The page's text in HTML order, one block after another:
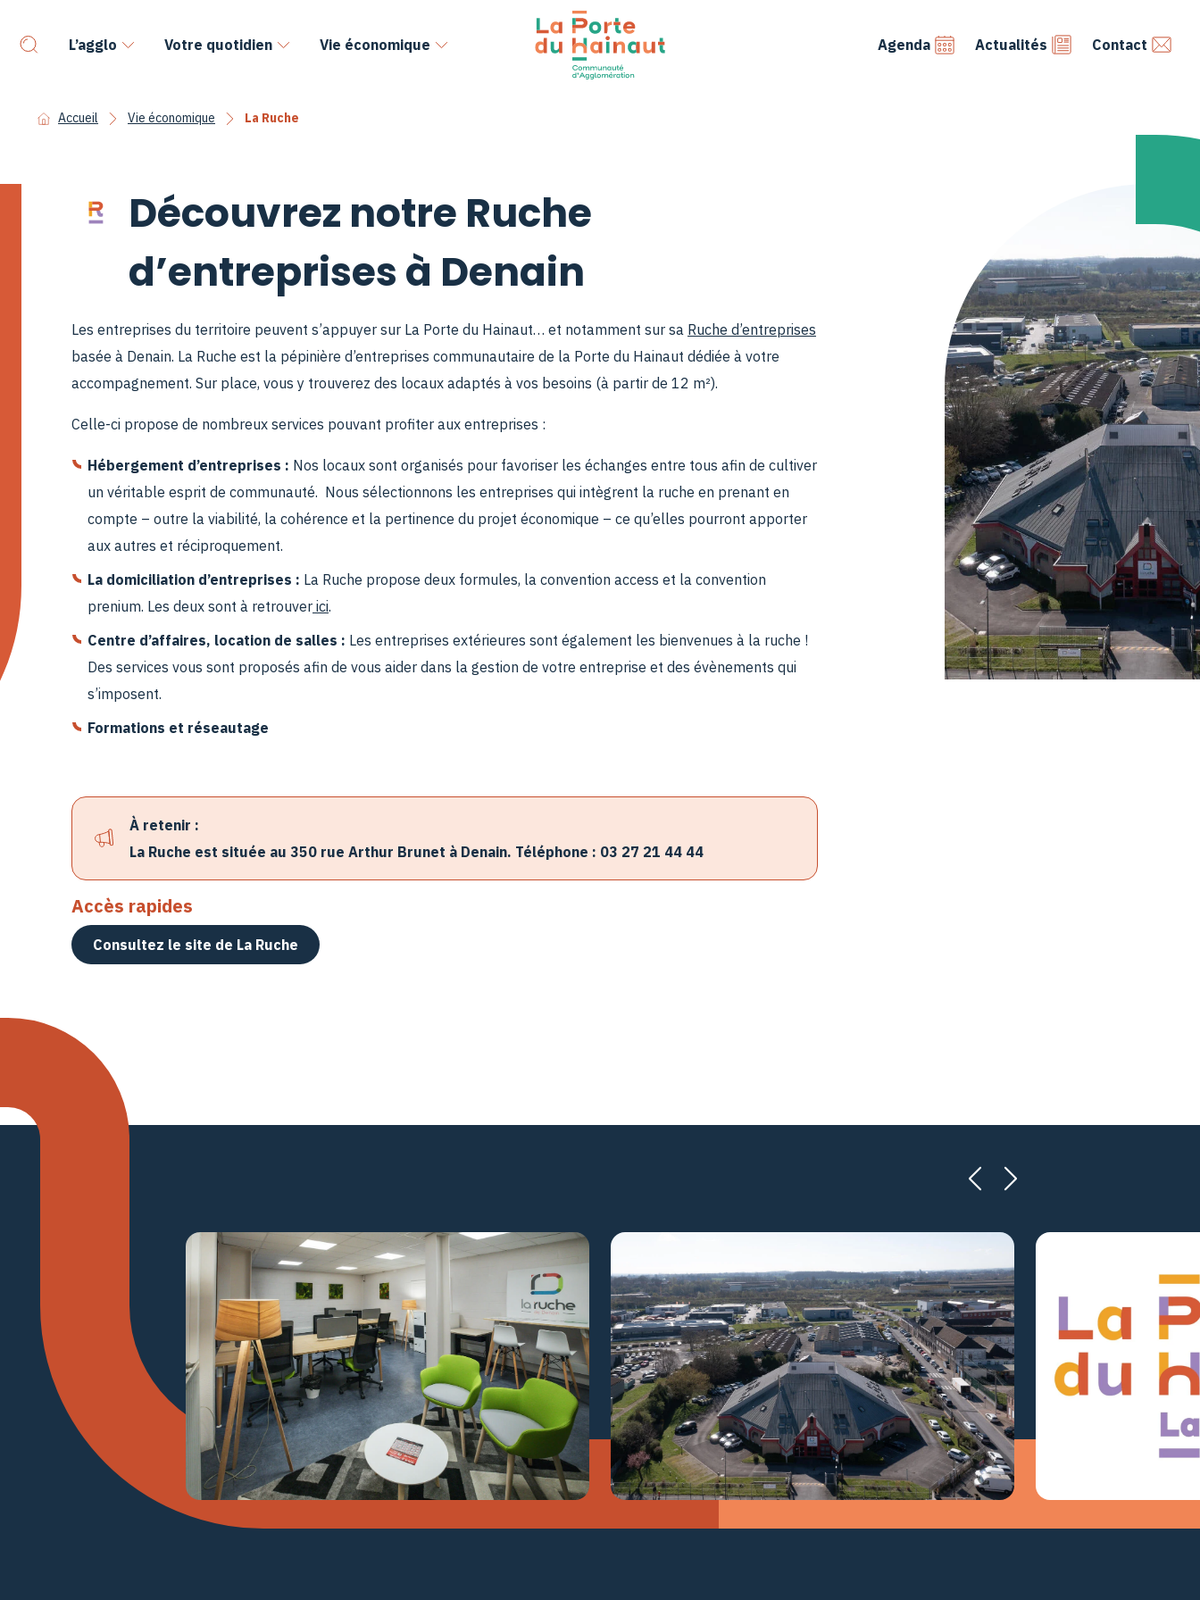
L’agglo Votre quotidien Vie économique Agenda Actualités Contact
Accueil Vie économique La Ruche
Découvrez notre Ruche
d’entreprises à Denain
Les entreprises du territoire peuvent s’appuyer sur La Porte du Hainaut… et notamment sur sa Ruche d’entreprises
basée à Denain. La Ruche est la pépinière d’entreprises communautaire de la Porte du Hainaut dédiée à votre
accompagnement. Sur place, vous y trouverez des locaux adaptés à vos besoins (à partir de 12 m²).
Celle-ci propose de nombreux services pouvant profiter aux entreprises :
Hébergement d’entreprises : Nos locaux sont organisés pour favoriser les échanges entre tous afin de cultiver
un véritable esprit de communauté. Nous sélectionnons les entreprises qui intègrent la ruche en prenant en
compte – outre la viabilité, la cohérence et la pertinence du projet économique – ce qu’elles pourront apporter
aux autres et réciproquement.
La domiciliation d’entreprises : La Ruche propose deux formules, la convention access et la convention
prenium. Les deux sont à retrouver ici.
Centre d’affaires, location de salles : Les entreprises extérieures sont également les bienvenues à la ruche !
Des services vous sont proposés afin de vous aider dans la gestion de votre entreprise et des évènements qui
s’imposent.
Formations et réseautage
À retenir :
La Ruche est située au 350 rue Arthur Brunet à Denain. Téléphone : 03 27 21 44 44
Accès rapides
Consultez le site de La Ruche